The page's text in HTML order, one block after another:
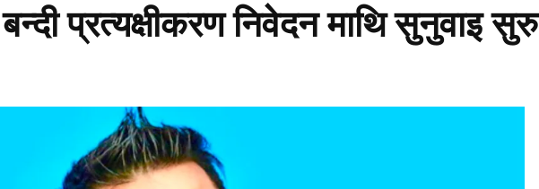
प्रत्यक्षीकरण निवेदन माथि सुनुवाइ सुरु